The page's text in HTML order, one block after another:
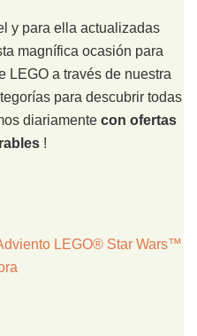
y para ella actualizadas
magnífica ocasión para
LEGO a través de nuestra
para descubrir todas
diariamente con ofertas
!
LEGO® Star Wars™